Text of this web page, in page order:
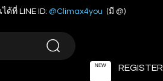
ที่ LINE ID: @Climax4you (มี @)
NEW REGISTER